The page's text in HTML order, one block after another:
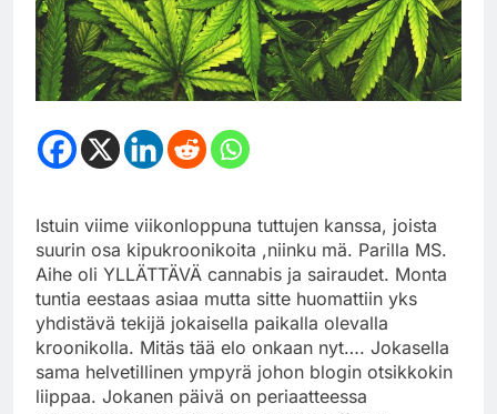
Istuin viime viikonloppuna tuttujen kanssa, joista
suurin osa kipukroonikoita ,niinku mä. Parilla MS.
Aihe oli YLLÄTTÄVÄ cannabis ja sairaudet. Monta
tuntia eestaas asiaa mutta sitte huomattiin yks
yhdistävä tekijä jokaisella paikalla olevalla
kroonikolla. Mitäs tää elo onkaan nyt…. Jokasella
sama helvetillinen ympyrä johon blogin otsikkokin
liippaa. Jokanen päivä on periaatteessa